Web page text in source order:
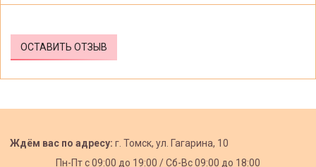
ОСТАВИТЬ ОТЗЫВ
Ждём вас по адресу: г. Томск, ул. Гагарина, 10
Пн-Пт с09:00 до 19:00 /Сб-Вс 09:00 до 18:00